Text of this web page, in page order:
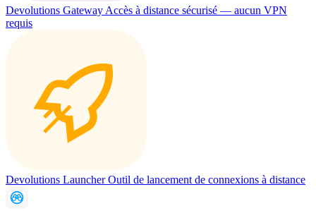
Devolutions Gateway Accès à distance sécurisé — aucun VPN
requis
Devolutions LauncherOutil de lancement de connexions à distance